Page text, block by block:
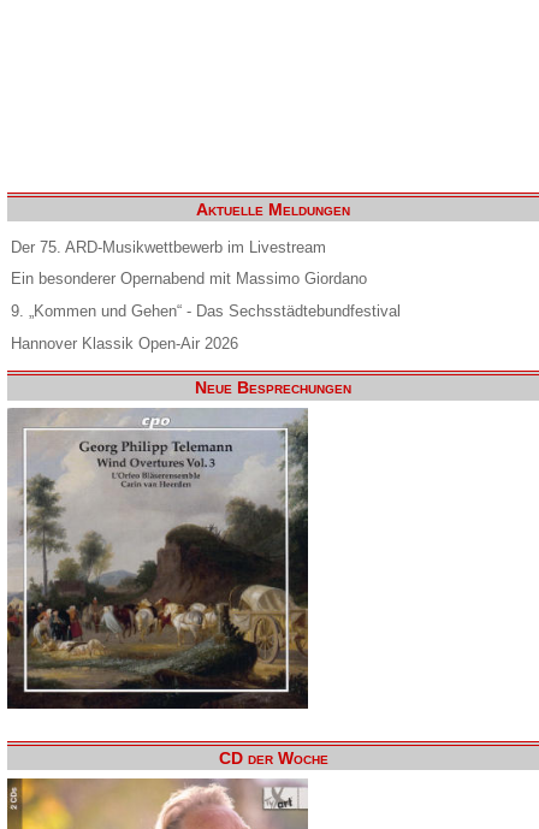
Aktuelle Meldungen
Der 75. ARD-Musikwettbewerb im Livestream
Ein besonderer Opernabend mit Massimo Giordano
9. „Kommen und Gehen“ - Das Sechsstädtebundfestival
Hannover Klassik Open-Air 2026
Neue Besprechungen
CD der Woche